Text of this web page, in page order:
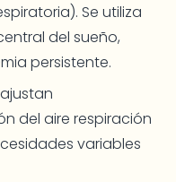
Se utiliza
del sueño,
persistente.
del aire respiración
variables